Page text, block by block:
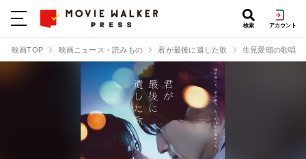
検索 アカウント
映画TOP 映画ニュース・読みもの 君が最後に遺した歌 生見愛瑠の歌唱